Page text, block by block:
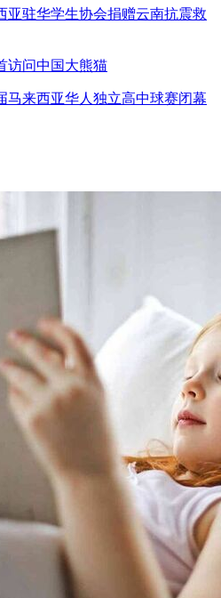
亚驻华学生协会捐赠云南抗震救
访问中国大熊猫
马来西亚华人独立高中球赛闭幕